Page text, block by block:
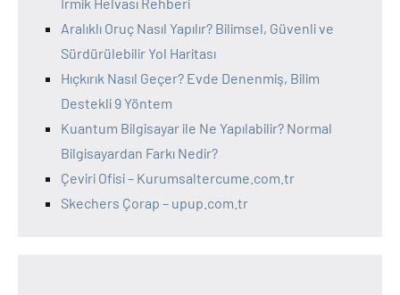
İrmik Helvası Rehberi
Aralıklı Oruç Nasıl Yapılır? Bilimsel, Güvenli ve
Sürdürülebilir Yol Haritası
Hıçkırık Nasıl Geçer? Evde Denenmiş, Bilim
Destekli 9 Yöntem
Kuantum Bilgisayar ile Ne Yapılabilir? Normal
Bilgisayardan Farkı Nedir?
Çeviri Ofisi – Kurumsaltercume.com.tr
Skechers Çorap – upup.com.tr